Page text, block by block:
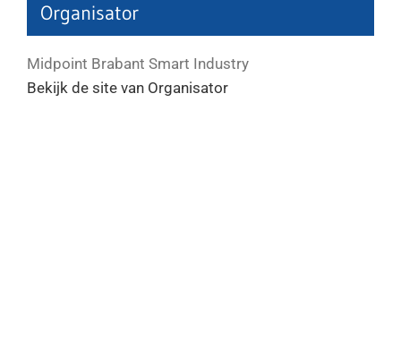
Organisator
Midpoint Brabant Smart Industry
Bekijk de site van Organisator